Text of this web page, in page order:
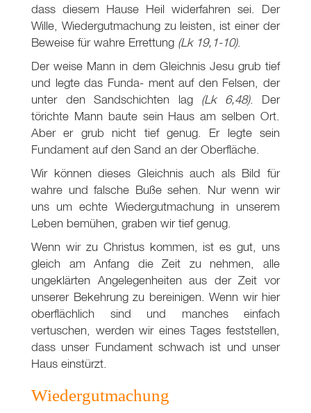
dass diesem Hause Heil widerfahren sei. Der
Wille, Wiedergutmachung zu leisten, ist einer der
Beweise für wahre Errettung (Lk 19,1-10).
Der weise Mann in dem Gleichnis Jesu grub tief
und legte das Funda- ment auf den Felsen, der
unter den Sandschichten lag (Lk 6,48). Der
törichte Mann baute sein Haus am selben Ort.
Aber er grub nicht tief genug. Er legte sein
Fundament auf den Sand an der Oberfläche.
Wir können dieses Gleichnis auch als Bild für
wahre und falsche Buße sehen. Nur wenn wir
uns um echte Wiedergutmachung in unserem
Leben bemühen, graben wir tief genug.
Wenn wir zu Christus kommen, ist es gut, uns
gleich am Anfang die Zeit zu nehmen, alle
ungeklärten Angelegenheiten aus der Zeit vor
unserer Bekehrung zu bereinigen. Wenn wir hier
oberflächlich sind und manches einfach
vertuschen, werden wir eines Tages feststellen,
dass unser Fundament schwach ist und unser
Haus einstürzt.
Wiedergutmachung